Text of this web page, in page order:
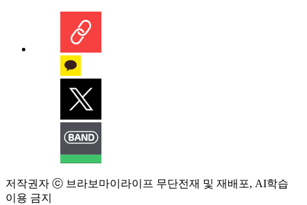
저작권자 ⓒ 브라보마이라이프 무단전재 및 재배포, AI학습
이용 금지